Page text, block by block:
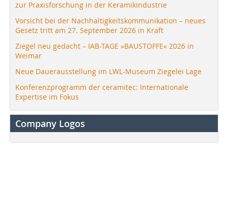
zur Praxisforschung in der Keramikindustrie
Vorsicht bei der Nachhaltigkeitskommunikation – neues
Gesetz tritt am 27. September 2026 in Kraft
Ziegel neu gedacht – IAB-TAGE »BAUSTOFFE« 2026 in
Weimar
Neue Dauerausstellung im LWL-Museum Ziegelei Lage
Konferenzprogramm der ceramitec: Internationale
Expertise im Fokus
Company Logos